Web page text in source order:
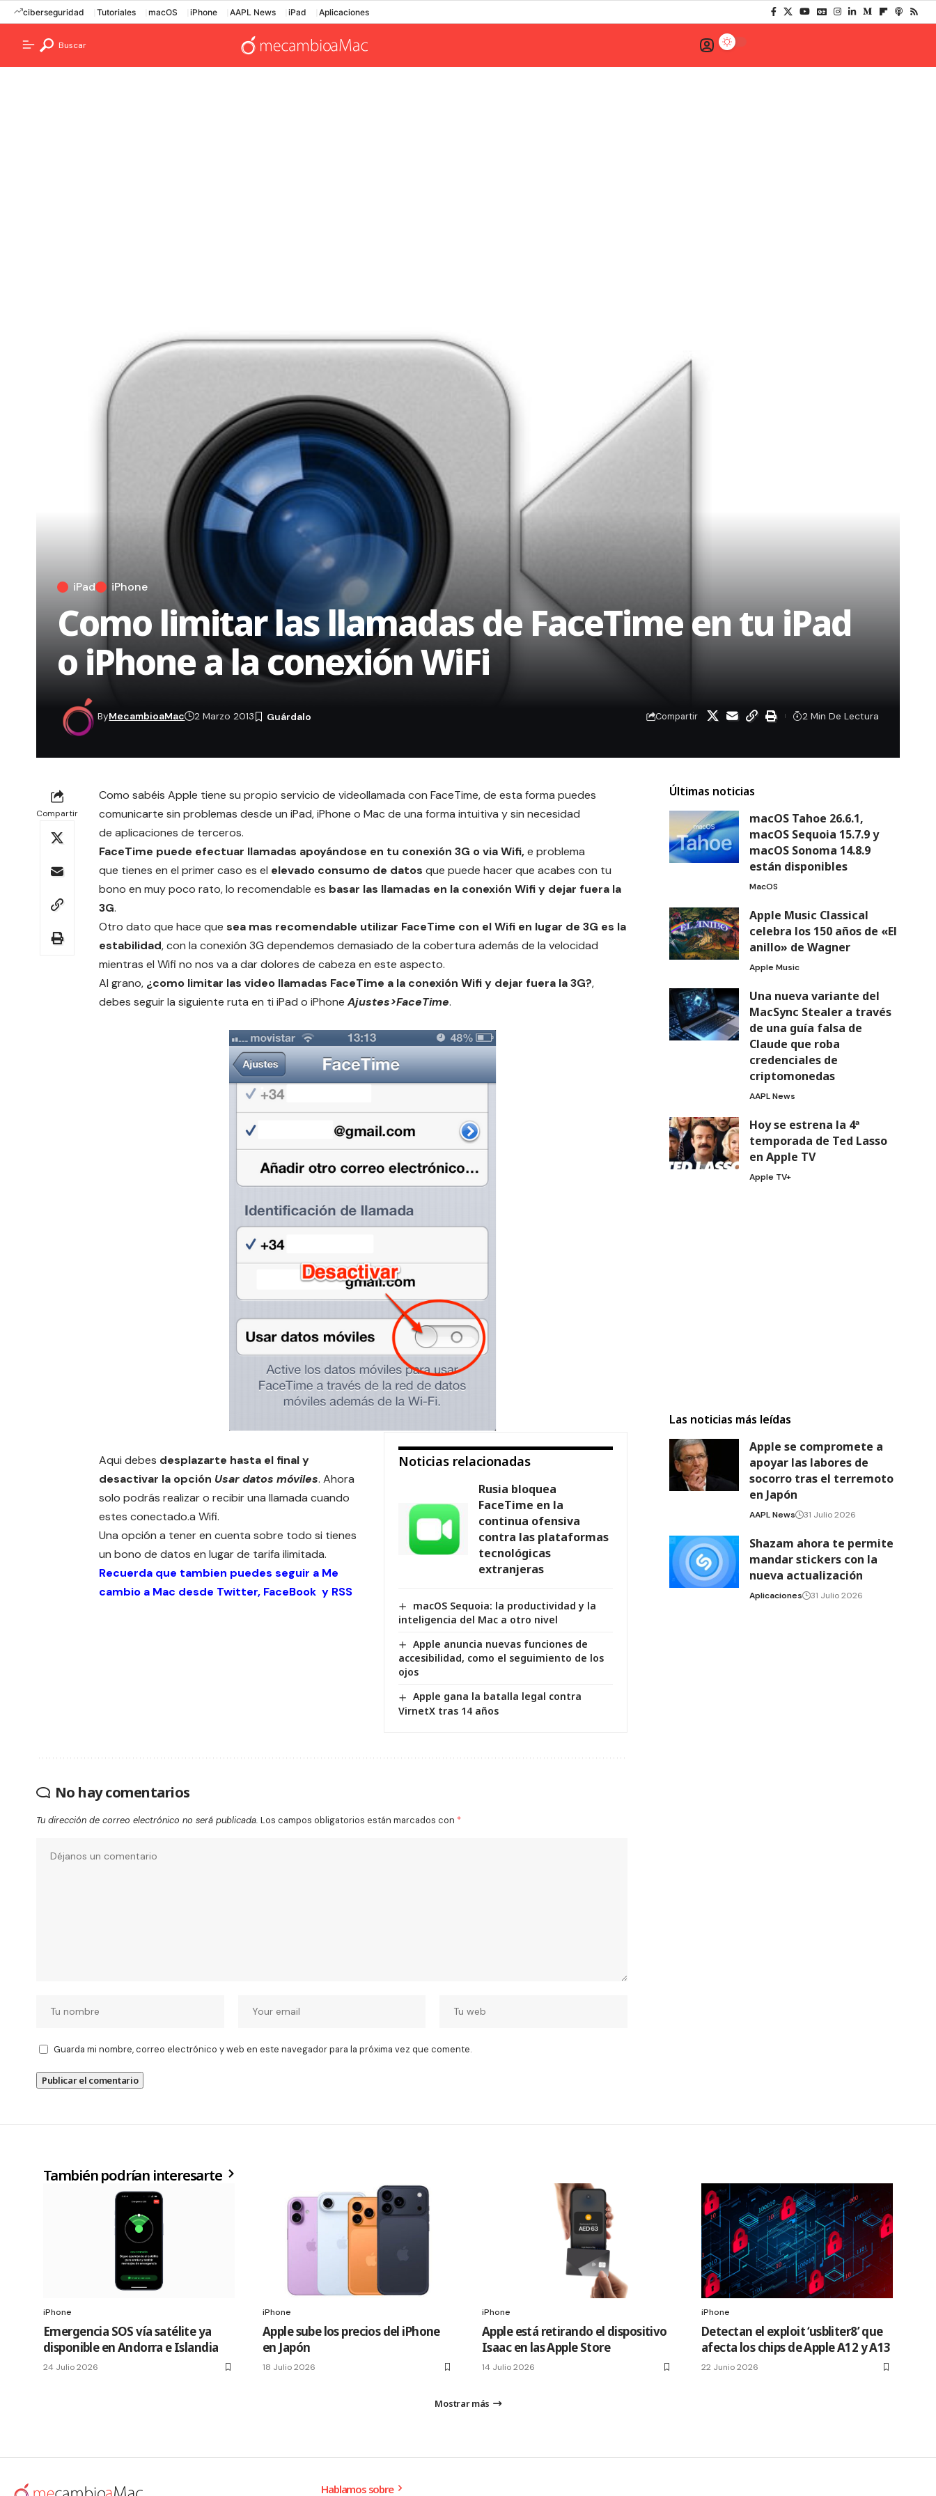
ciberseguridad Tutoriales macOS iPhone AAPL News iPad Aplicaciones
Buscar
iPad iPhone
Como limitar las llamadas de FaceTime en tu iPad
o iPhone a la conexión WiFi
ByMecambioaMac 2 Marzo 2013 Compartir 2 Min De Lectura
Compartir
Como sabéis Apple tiene su propio servicio de videollamada con FaceTime, de esta forma puedes
comunicarte sin problemas desde un iPad, iPhone o Mac de una forma intuitiva y sin necesidad
de aplicaciones de terceros.
FaceTime puede efectuar llamadas apoyándose en tu conexión 3G o viaWifi,e problema
que tienes en el primer caso es el elevado consumo de datos que puede hacer que acabes con tu
bono en muy poco rato, lo recomendable es basar las llamadas en la conexión Wifi y dejar fuera la
3G.
Otro dato que hace que sea mas recomendable utilizar FaceTime con el Wifi en lugar de 3G es la
estabilidad, con la conexión 3G dependemos demasiado de la cobertura además de la velocidad
mientras el Wifi no nos va a dar dolores de cabeza en este aspecto.
Al grano, ¿como limitar las video llamadas FaceTime a la conexión Wifi y dejar fuera la 3G?,
debes seguir la siguiente ruta en ti iPad o iPhoneAjustes>FaceTime.
Noticias relacionadas
Rusia bloquea
FaceTime en la
continua ofensiva
contra las plataformas
tecnológicas
extranjeras
macOS Sequoia: la productividad y la
inteligencia del Mac a otro nivel
Apple anuncia nuevas funciones de
accesibilidad, como el seguimiento de los
ojos
Apple gana la batalla legal contra
VirnetX tras 14 años
Aqui debes desplazarte hasta el final y
desactivar la opción Usar datos móviles. Ahora
solo podrás realizar o recibir una llamada cuando
estes conectado.a Wifi.
Una opción a tener en cuenta sobre todo si tienes
un bono de datos en lugar de tarifa ilimitada.
Recuerda que tambien puedes seguir a Me
cambio a Mac desde Twitter, FaceBook y RSS
No hay comentarios
Tu dirección de correo electrónico no será publicada. Los campos obligatorios están marcados con *
Guarda mi nombre, correo electrónico y web en este navegador para la próxima vez que comente.
Últimas noticias
macOS Tahoe 26.6.1,
macOS Sequoia 15.7.9 y
macOS Sonoma 14.8.9
están disponibles
MacOS
Apple Music Classical
celebra los 150 años de «El
anillo» de Wagner
Apple Music
Una nueva variante del
MacSync Stealer a través
de una guía falsa de
Claude que roba
credenciales de
criptomonedas
AAPL News
Hoy se estrena la 4ª
temporada de Ted Lasso
en Apple TV
Apple TV+
Las noticias más leídas
Apple se compromete a
apoyar las labores de
socorro tras el terremoto
en Japón
AAPL News 31 Julio 2026
Shazam ahora te permite
mandar stickers con la
nueva actualización
Aplicaciones 31 Julio 2026
También podrían interesarte
iPhone
Emergencia SOS vía satélite ya
disponible en Andorra e Islandia
24 Julio 2026
iPhone
Apple sube los precios del iPhone
en Japón
18 Julio 2026
iPhone
Apple está retirando el dispositivo
Isaac en las Apple Store
14 Julio 2026
iPhone
Detectan el exploit ‘usbliter8’ que
afecta los chips de Apple A12 y A13
22 Junio 2026
Mostrar más
Hablamos sobre